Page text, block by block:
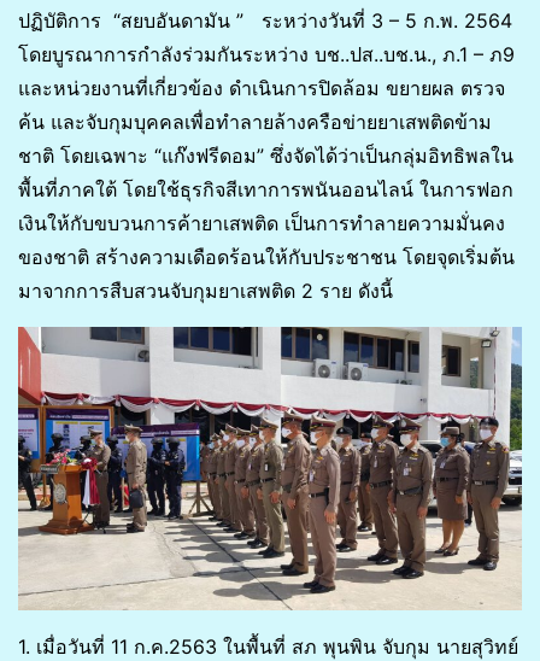
ปฏิบัติการ “สยบอันดามัน ” ระหว่างวันที่ 3 – 5 ก.พ. 2564
โดยบูรณาการกำลังร่วมกันระหว่าง บช..ปส..บช.น., ภ.1 – ภ9
และหน่วยงานที่เกี่ยวข้อง ดำเนินการปิดล้อม ขยายผล ตรวจ
ค้น และจับกุมบุคคลเพื่อทำลายล้างครือข่ายยาเสพติดข้าม
ชาติ โดยเฉพาะ “แก๊งฟรีดอม” ซึ่งจัดได้ว่าเป็นกลุ่มอิทธิพลใน
พื้นที่ภาคใต้ โดยใช้ธุรกิจสีเทาการพนันออนไลน์ ในการฟอก
เงินให้กับขบวนการค้ายาเสพติด เป็นการทำลายความมั่นคง
ของชาติ สร้างความเดือดร้อนให้กับประชาชน โดยจุดเริ่มต้น
มาจากการสืบสวนจับกุมยาเสพติด 2 ราย ดังนี้
1. เมื่อวันที่ 11 ก.ค.2563 ในพื้นที่ สภ พุนพิน จับกุม นายสุวิทย์